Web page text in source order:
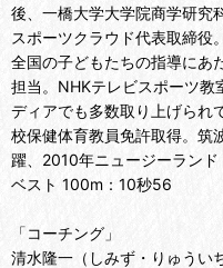
後、一橋大学大学院商学研究
スポーツクラウド代表取締役
全国の子どもたちの指導にあ
担当。NHKテレビスポーツ教
ディアでも多数取り上げられ
校保健体育教員免許取得。筑
躍、2010年ニュージーラン
ベスト 100m：10秒56
「コーチング」
清水隆一（しみず・りゅういち